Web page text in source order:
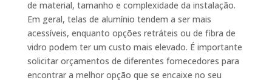
de material, tamanho e complexidade da instalação.
Em geral, telas de alumínio tendem a ser mais
acessíveis, enquanto opções retráteis ou de fibra de
vidro podem ter um custo mais elevado. É importante
solicitar orçamentos de diferentes fornecedores para
encontrar a melhor opção que se encaixe no seu